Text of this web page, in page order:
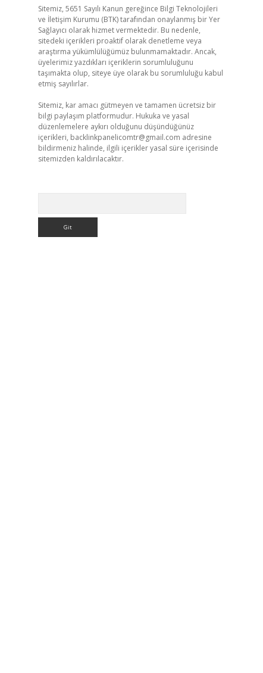
Sitemiz, 5651 Sayılı Kanun gereğince Bilgi Teknolojileri
ve İletişim Kurumu (BTK) tarafından onaylanmış bir Yer
Sağlayıcı olarak hizmet vermektedir. Bu nedenle,
sitedeki içerikleri proaktif olarak denetleme veya
araştırma yükümlülüğümüz bulunmamaktadır. Ancak,
üyelerimiz yazdıkları içeriklerin sorumluluğunu
taşımakta olup, siteye üye olarak bu sorumluluğu kabul
etmiş sayılırlar.
Sitemiz, kar amacı gütmeyen ve tamamen ücretsiz bir
bilgi paylaşım platformudur. Hukuka ve yasal
düzenlemelere aykırı olduğunu düşündüğünüz
içerikleri, backlinkpanelicomtr@gmail.com adresine
bildirmeniz halinde, ilgili içerikler yasal süre içerisinde
sitemizden kaldırılacaktır.